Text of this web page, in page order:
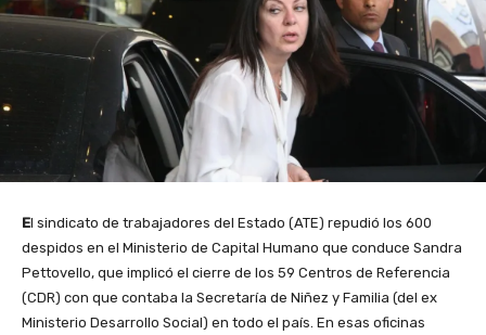
El sindicato de trabajadores del Estado (ATE) repudió los 600
despidos en el Ministerio de Capital Humano que conduce Sandra
Pettovello, que implicó el cierre de los 59 Centros de Referencia
(CDR) con que contaba la Secretaría de Niñez y Familia (del ex
Ministerio Desarrollo Social) en todo el país. En esas oficinas